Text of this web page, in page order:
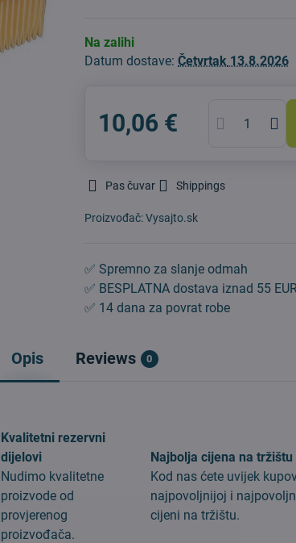
Na zalihi
Datum dostave:Četvrtak 13.8.2026
10,06 €
Pas čuvar Shippings
Proizvođač:Vysajto.sk
✅ Spremno za slanje odmah
✅ BESPLATNA dostava iznad 55
✅ 14 dana za povrat robe
Opis Reviews 0
Kvalitetni rezervni
dijelovi
Nudimo kvalitetne
proizvode od
provjerenog
proizvođača.
Najbolja cijena na tržištu
Kod nas ćete uvijek
najpovoljnijoj i
cijeni na tržištu.